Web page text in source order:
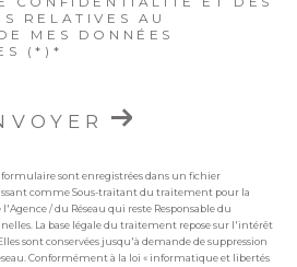
RELATIVES AU
MES DONNÉES
(*)*
sont enregistrées dans un fichier
comme Sous-traitant du traitement pour la
/ du Réseau qui reste Responsable du
La base légale du traitement repose sur l'intérêt
sont conservées jusqu'à demande de suppression
Conformément à la loi « informatique et libertés